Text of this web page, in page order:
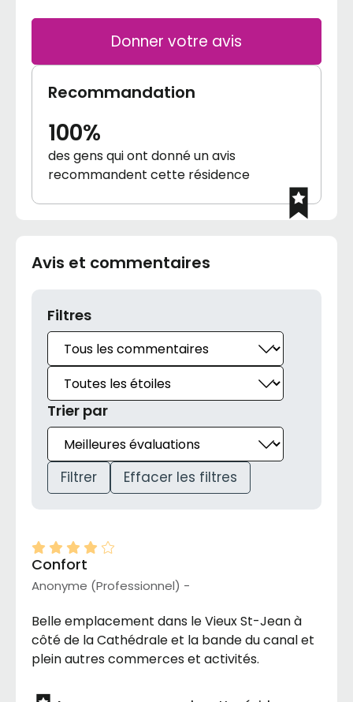
Donner votre avis
Recommandation
100%
des gens qui ont donné un avis
recommandent cette résidence
Avis et commentaires
Filtres
Trier par
Filtrer Effacer les filtres
Confort
Anonyme (Professionnel) -
Belle emplacement dans le Vieux St-Jean à
côté de la Cathédrale et la bande du canal et
plein autres commerces et activités.